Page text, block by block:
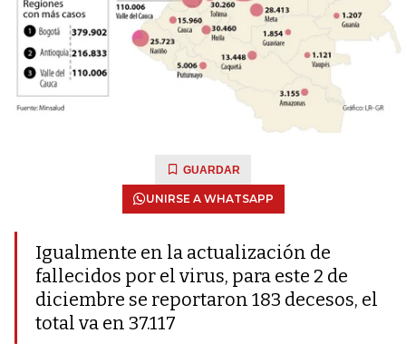
GUARDAR
UNIRSE A WHATSAPP
Igualmente en la actualización de
fallecidos por el virus, para este 2 de
diciembre se reportaron 183 decesos, el
total va en 37.117